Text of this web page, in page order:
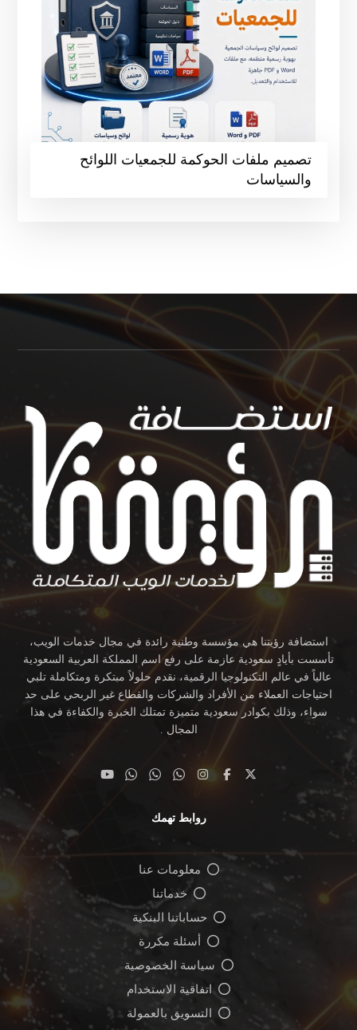
تصميم ملفات الحوكمة للجمعيات اللوائح
والسياسات
استضافة رؤيتنا هي مؤسسة وطنية رائدة في مجال خدمات الويب،
تأسست بأيادٍ سعودية عازمة على رفع اسم المملكة العربية السعودية
عالياً في عالم التكنولوجيا الرقمية، نقدم حلولاً مبتكرة ومتكاملة تلبي
احتياجات العملاء من الأفراد والشركات والقطاع غير الربحي على حد
سواء، وذلك بكوادر سعودية متميزة تمتلك الخبرة والكفاءة في هذا
المجال .
روابط تهمك
معلومات عنا
خدماتنا
حساباتنا البنكية
أسئلة مكررة
سياسة الخصوصية
اتفاقية الاستخدام
التسويق بالعمولة